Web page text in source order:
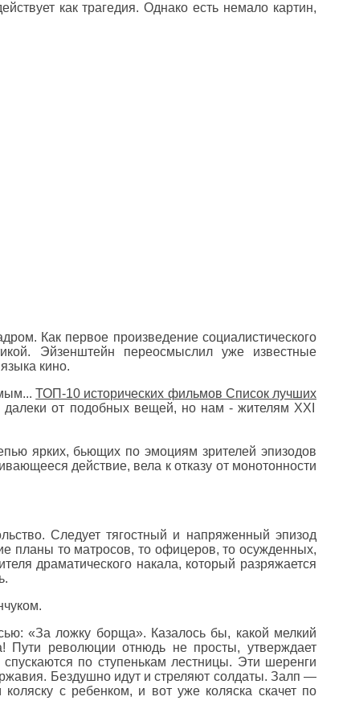
как трагедия. Однако есть немало картин,
Как первое произведение социалистического
Эйзенштейн переосмыслил уже известные
кино.
ТОП-10 исторических фильмов Список лучших
далеки от подобных вещей, но нам - жителям ХХI
ярких, бьющих по эмоциям зрителей эпизодов
действие, вела к отказу от монотонности
Следует тягостный и напряженный эпизод
планы то матросов, то офицеров, то осужденных,
драматического накала, который разряжается
«За ложку борща». Казалось бы, какой мелкий
революции отнюдь не просты, утверждает
по ступенькам лестницы. Эти шеренги
Бездушно идут и стреляют солдаты. Залп —
с ребенком, и вот уже коляска скачет по